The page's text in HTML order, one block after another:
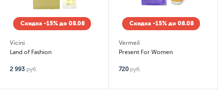
Скидка -15% до 08.08
Vicini
Land of Fashion
2 993 руб.
Скидка -15% до 08.08
Vermeil
Present For Women
720 руб.